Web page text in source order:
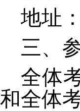
地址
三、
全体
和全体